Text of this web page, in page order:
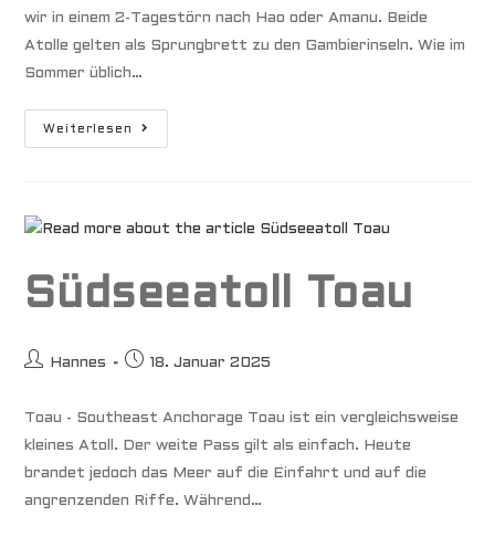
wir in einem 2-Tagestörn nach Hao oder Amanu. Beide
Atolle gelten als Sprungbrett zu den Gambierinseln. Wie im
Sommer üblich…
Weiterlesen
Doch
Südseeatoll Toau
Beitrags-
Hannes
Beitrag
18. Januar 2025
Toau - Southeast Anchorage Toau ist ein vergleichsweise
kleines Atoll. Der weite Pass gilt als einfach. Heute
brandet jedoch das Meer auf die Einfahrt und auf die
angrenzenden Riffe. Während…